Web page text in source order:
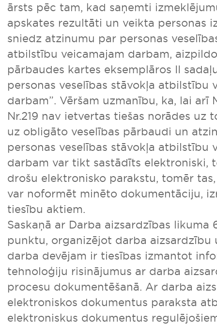
ārsts pēc tam, kad saņemti
apskates rezultāti un veikta personas
sniedz atzinumu par personas
atbilstību veicamajam darbam,
pārbaudes kartes eksemplāros II
personas veselības stāvokļa atbilstību
darbam”. Vēršam uzmanību, ka, lai arī
Nr.219 nav ietvertas tiešas norādes uz
uz obligāto veselības pārbaudi un
personas veselības stāvokļa atbilstību
darbam var tikt sastādīts elektroniski,
drošu elektronisko parakstu, tomēr
var noformēt minēto dokumentāciju,
tiesību aktiem.
Saskaņā ar Darba aizsardzības likuma
punktu, organizējot darba aizsardzību
darba devējam ir tiesības izmantot
tehnoloģiju risinājumus ar darba
procesu dokumentēšanā. Ar darba
elektroniskos dokumentus paraksta
elektroniskus dokumentus